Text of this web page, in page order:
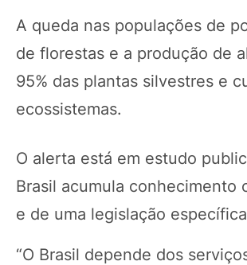
A queda nas populações de
de florestas e a produção de
95% das plantas silvestres e
ecossistemas.
O alerta está em estudo
Brasil acumula conhecimento
e de uma legislação
“O Brasil depende dos